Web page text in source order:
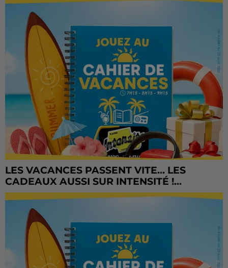
LES VACANCES PASSENT VITE... LES
CADEAUX AUSSI SUR INTENSITÉ !...